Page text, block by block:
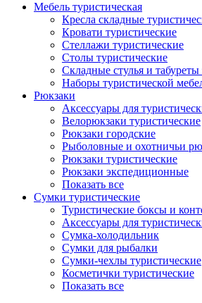
Мебель туристическая
Кресла складные
Кровати туристические
Стеллажи туристические
Столы туристические
Складные стулья и табуреты
Наборы туристической
Рюкзаки
Аксессуары для
Велорюкзаки туристические
Рюкзаки городские
Рыболовные и охотничьи
Рюкзаки туристические
Рюкзаки экспедиционные
Показать все
Сумки туристические
Туристические боксы и
Аксессуары для
Сумка-холодильник
Сумки для рыбалки
Сумки-чехлы туристические
Косметички туристические
Показать все